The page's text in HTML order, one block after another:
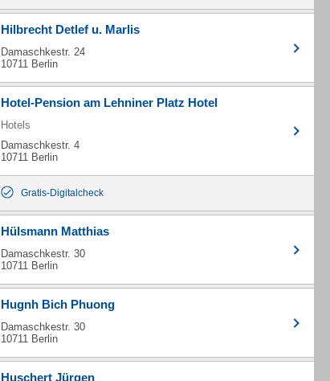
Hilbrecht Detlef u. Marlis
Damaschkestr. 24
10711 Berlin
Hotel-Pension am Lehniner Platz Hotel
Hotels
Damaschkestr. 4
10711 Berlin
Gratis-Digitalcheck
Hülsmann Matthias
Damaschkestr. 30
10711 Berlin
Hugnh Bich Phuong
Damaschkestr. 30
10711 Berlin
Huschert Jürgen